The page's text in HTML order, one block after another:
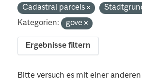
Cadastral parcels
Kategorien:
gove
Ergebnisse filtern
Bitte versuch es mit einer anderen